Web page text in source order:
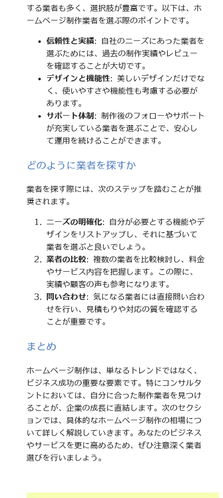
する業者も多く、選択肢が豊富です。以下は、ホ
ームページ制作業者を選ぶ際のポイントです。
信頼性と実績: 自社のニーズにあった業者を
選ぶためには、過去の制作実績やレビュー
を確認することが大切です。
デザインと機能性: 美しいデザインだけでな
く、使いやすさや機能性も考慮する必要が
あります。
サポート体制 : 制作後のフォローやサポート
が充実している業者を選ぶことで、安心し
て運用を続けることができます。
どのように業者を探すか
業者を探す際には、次のステップを踏むことが推
奨されます。
ニーズの明確化: 自分が必要とする機能やデ
ザインをリストアップし、それに基づいて
業者を選ぶと良いでしょう。
業者の比較: 複数の業者を比較検討し、料金
やサービス内容を把握します。この際に、
実績や顧客の声も参考になります。
問い合わせ: 気になる業者には直接問い合わ
せを行い、見積もりや対応の質を確認する
ことが重要です。
まとめ
ホームページ制作は、単なるトレンドではなく、
ビジネス成功の重要な要素です。特にコンサルタ
ントにおいては、自分に合った制作業者を見つけ
ることが、企業の成長に直結します。次のセクシ
ョンでは、具体的なホームページ制作の相場につ
いて詳しく解説していきます。あなたのビジネス
やサービスを更に高めるため、ぜひ注意深く業者
選びを行いましょう。